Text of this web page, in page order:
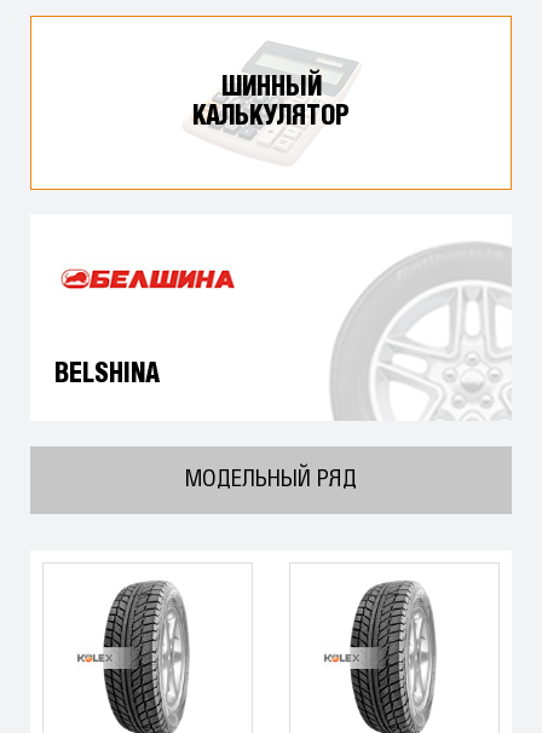
ШИННЫЙ
КАЛЬКУЛЯТОР
BELSHINA
МОДЕЛЬНЫЙ РЯД